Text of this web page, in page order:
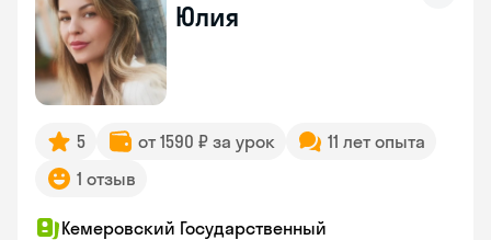
Юлия
5 от 1590 ₽ за урок
11 лет опыта
1 отзыв
Кемеровский Государственный